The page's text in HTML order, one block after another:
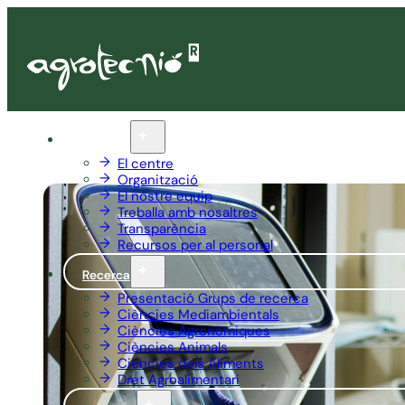
El centre
Organització
El nostre equip
Treballa amb nosaltres
Transparència
Recursos per al personal
Recerca
Presentació Grups de recerca
Ciències Mediambientals
Ciències Agronòmiques
Ciències Animals
Ciències dels Aliments
Dret Agroalimentari